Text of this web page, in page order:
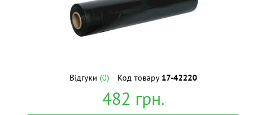
Відгуки (0) Код товару 17-42220
482 грн.